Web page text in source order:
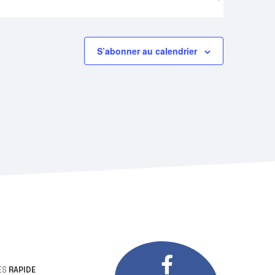
S’abonner au calendrier
RAPIDE